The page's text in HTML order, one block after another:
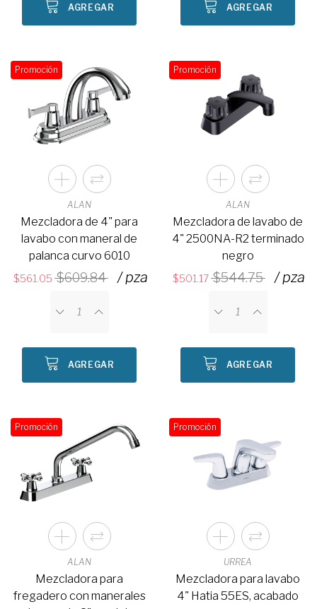
AGREGAR AGREGAR
Promoción
ALAN
Mezcladora de 4" para
lavabo con maneral de
palanca curvo 6010
561.05 609.84 / pza
AGREGAR
Promoción
ALAN
Mezcladora de lavabo de
4" 2500NA-R2 terminado
negro
501.17 544.75 / pza
AGREGAR
Promoción
ALAN
Mezcladora para
fregadero con manerales
Promoción
URREA
Mezcladora para lavabo
4" Hatia 55ES, acabado